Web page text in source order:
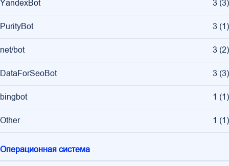
YandexBot 3 (3)
PurityBot 3 (1)
net/bot 3 (2)
DataForSeoBot 3 (3)
bingbot 1 (1)
Other 1 (1)
Операционная система